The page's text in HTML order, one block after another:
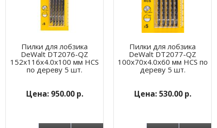
Пилки для лобзика
DeWalt DT2076-QZ
152x116x4.0x100 мм HCS
по дереву 5 шт.
950.00 р.
Пилки для лобзика
DeWalt DT2077-QZ
100х70х4.0х60 мм HCS по
дереву 5 шт.
530.00 р.